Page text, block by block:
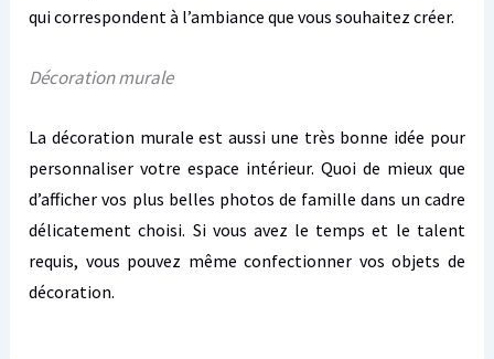
qui correspondent à l’ambiance que vous souhaitez créer.
Décoration murale
La décoration murale est aussi une très bonne idée pour
personnaliser votre espace intérieur. Quoi de mieux que
d’afficher vos plus belles photos de famille dans un cadre
délicatement choisi. Si vous avez le temps et le talent
requis, vous pouvez même confectionner vos objets de
décoration.